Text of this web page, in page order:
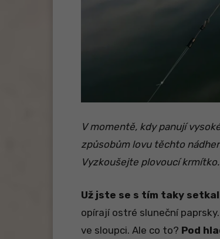
V momentě, kdy panují
způsobům lovu těchto
Vyzkoušejte plovoucí krmítko.
Už jste se s tím taky
opírají ostré sluneční
ve sloupci. Ale co to? Pod